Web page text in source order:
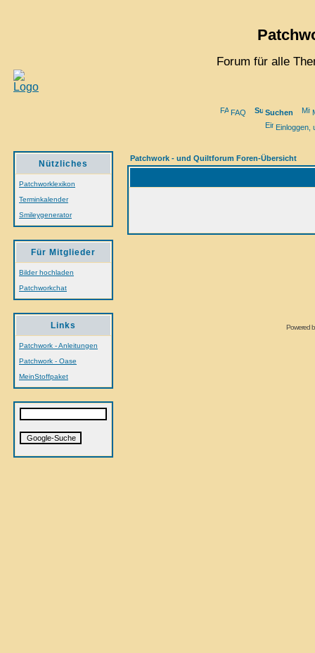
Forum für alle
FAQ Suchen
Einloggen,
Nützliches
Patchworklexikon
Terminkalender
Smileygenerator
Für Mitglieder
Bilder hochladen
Patchworkchat
Links
Patchwork - Anleitungen
Patchwork - Oase
MeinStoffpaket
Patchwork - und Quiltforum Foren-Übersicht
Powered